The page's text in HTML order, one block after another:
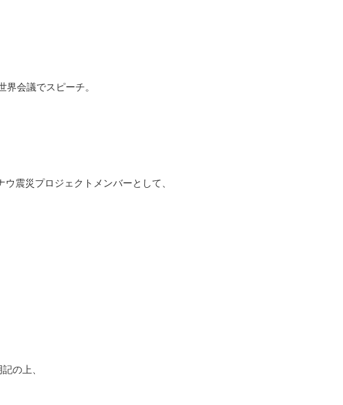
会議でスピーチ。
震災プロジェクトメンバーとして、
の上、